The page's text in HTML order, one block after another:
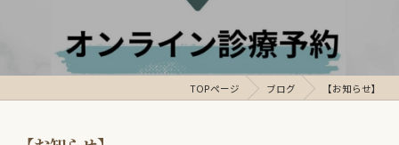
TOPページ ブログ 【お知らせ】